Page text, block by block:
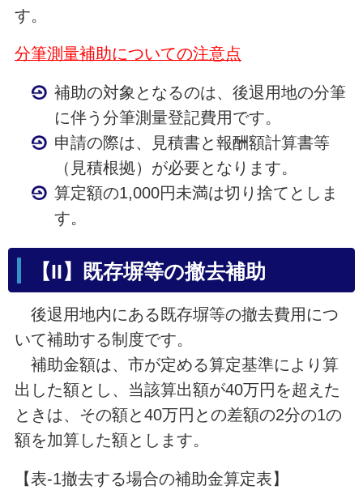
す。
分筆測量補助についての注意点
補助の対象となるのは、後退用地の分筆
に伴う分筆測量登記費用です。
申請の際は、見積書と報酬額計算書等
（見積根拠）が必要となります。
算定額の1,000円未満は切り捨てとしま
す。
【II】既存塀等の撤去補助
後退用地内にある既存塀等の撤去費用につ
いて補助する制度です。
補助金額は、市が定める算定基準により算
出した額とし、当該算出額が40万円を超えた
ときは、その額と40万円との差額の2分の1の
額を加算した額とします。
【表-1撤去する場合の補助金算定表】